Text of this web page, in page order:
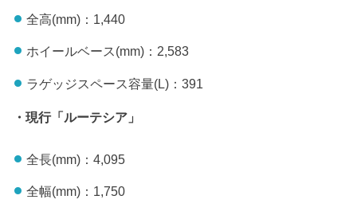
全高(mm)：1,440
ホイールベース(mm)：2,583
ラゲッジスペース容量(L)：391
・現行「ルーテシア」
全長(mm)：4,095
全幅(mm)：1,750